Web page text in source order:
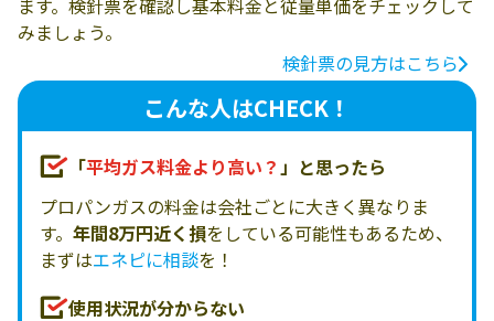
ます。検針票を確認し基本料金と従量単価をチェックして
みましょう。
検針票の見方はこちら
こんな人はCHECK！
「平均ガス料金より高い？」と思ったら
プロパンガスの料金は会社ごとに大きく異なりま
す。 年間8万円近く損をしている可能性もあるため、
まずはエネピに相談を！
使用状況が分からない